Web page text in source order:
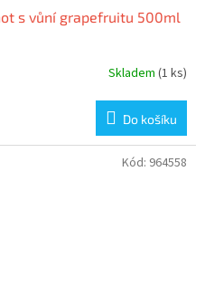
s vůní grapefruitu 500ml
Skladem (1 ks)
Do košíku
Kód: 964558